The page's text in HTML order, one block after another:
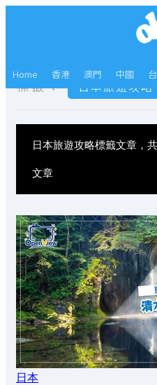
Home 香港 澳門 中國
標籤： 日本旅遊攻略
日本旅遊攻略標籤文章，
文章
日本